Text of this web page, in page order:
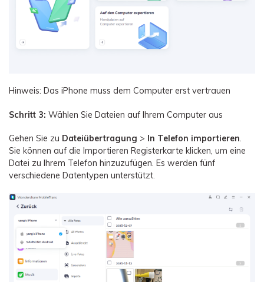
Hinweis: Das iPhone muss dem Computer erst vertrauen
Schritt 3: Wählen Sie Dateien auf Ihrem Computer aus
Gehen Sie zu Dateiübertragung > In Telefon importieren.
Sie können auf die Importieren Registerkarte klicken, um eine
Datei zu Ihrem Telefon hinzuzufügen. Es werden fünf
verschiedene Datentypen unterstützt.